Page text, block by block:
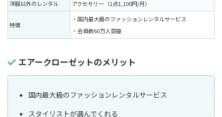
洋服以外のレンタル
アクセサリー（1点1,100円/月）
特徴
・国内最大級のファッションレンタルサービス
・会員数60万人突破
エアークローゼットのメリット
国内最大級のファッションレンタルサービス
スタイリストが選んでくれる